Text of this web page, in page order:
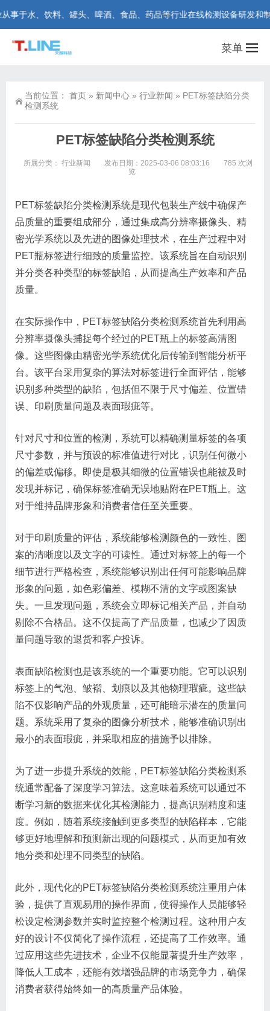
于水、饮料、罐头、啤酒、食品、药品等行业在线检测设备研发和制
菜单
当前位置： 首页 » 新闻中心 » 行业新闻 » PET标签缺陷分类
检测系统
PET标签缺陷分类检测系统
所属分类： 行业新闻 发布日期：2025-03-06 08:03:16
785 次浏
览
PET标签缺陷分类检测系统是现代包装生产线中确保产
品质量的重要组成部分，通过集成高分辨率摄像头、精
密光学系统以及先进的图像处理技术，在生产过程中对
PET瓶标签进行细致的质量监控。该系统旨在自动识别
并分类各种类型的标签缺陷，从而提高生产效率和产品
质量。
在实际操作中，PET标签缺陷分类检测系统首先利用高
分辨率摄像头捕捉每个经过的PET瓶上的标签高清图
像。这些图像由精密光学系统优化后传输到智能分析平
台。该平台采用复杂的算法对标签进行全面评估，能够
识别多种类型的缺陷，包括但不限于尺寸偏差、位置错
误、印刷质量问题及表面瑕疵等。
针对尺寸和位置的检测，系统可以精确测量标签的各项
尺寸参数，并与预设的标准值进行对比，识别任何微小
的偏差或偏移。即使是极其细微的位置错误也能被及时
发现并标记，确保标签准确无误地贴附在PET瓶上。这
对于维持品牌形象和消费者信任至关重要。
对于印刷质量的评估，系统能够检测颜色的一致性、图
案的清晰度以及文字的可读性。通过对标签上的每一个
细节进行严格检查，系统能够识别出任何可能影响品牌
形象的问题，如色彩偏差、模糊不清的文字或图案缺
失。一旦发现问题，系统会立即标记相关产品，并自动
剔除不合格品。这不仅提高了产品质量，也减少了因质
量问题导致的退货和客户投诉。
表面缺陷检测也是该系统的一个重要功能。它可以识别
标签上的气泡、皱褶、划痕以及其他物理瑕疵。这些缺
陷不仅影响产品的外观质量，还可能暗示潜在的质量问
题。系统采用了复杂的图像分析技术，能够准确识别出
最小的表面瑕疵，并采取相应的措施予以排除。
为了进一步提升系统的效能，PET标签缺陷分类检测系
统通常配备了深度学习算法。这意味着系统可以通过不
断学习新的数据来优化其检测能力，提高识别精度和速
度。例如，随着系统接触到更多类型的缺陷样本，它能
够更好地理解和预测新出现的问题模式，从而更加有效
地分类和处理不同类型的缺陷。
此外，现代化的PET标签缺陷分类检测系统注重用户体
验，提供了直观易用的操作界面，使得操作人员能够轻
松设定检测参数并实时监控整个检测过程。这种用户友
好的设计不仅简化了操作流程，还提高了工作效率。通
过应用这些先进技术，企业不仅能显著提升生产效率，
降低人工成本，还能有效增强品牌的市场竞争力，确保
消费者获得始终如一的高质量产品体验。